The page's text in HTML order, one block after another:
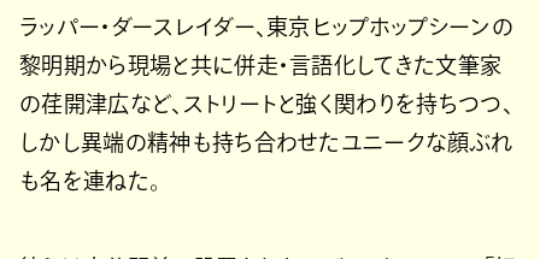
ラッパー・ダースレイダー、東京ヒップホップシーンの
黎明期から現場と共に併走・言語化してきた文筆家
の荏開津広など、ストリートと強く関わりを持ちつつ、
しかし異端の精神も持ち合わせたユニークな顔ぶれ
も名を連ねた。